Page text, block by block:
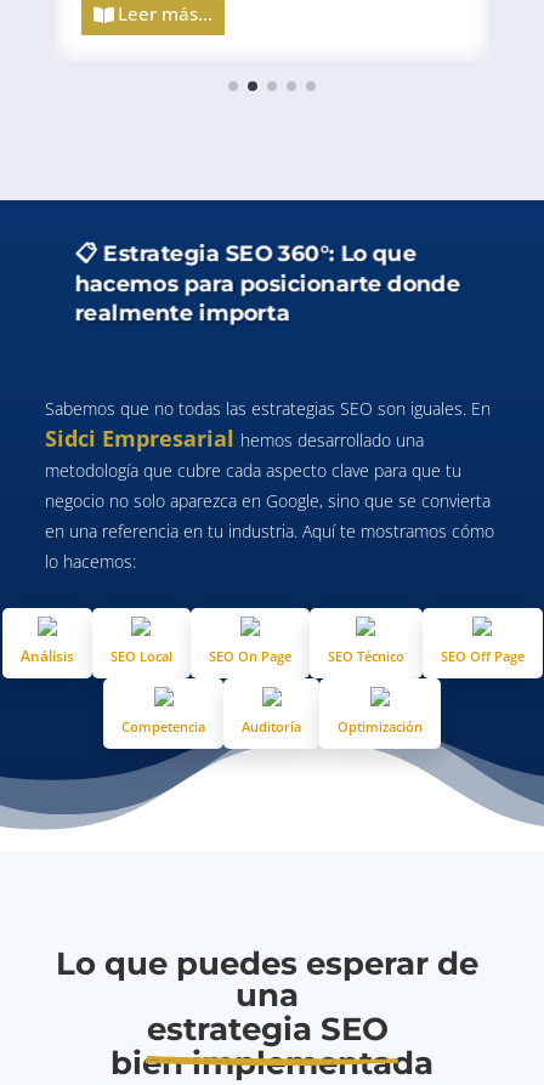
Leer más...
📋 Estrategia SEO 360°: Lo que
hacemos para posicionarte donde
realmente importa
Sabemos que no todas las estrategias SEO son iguales. En
Sidci Empresarial hemos desarrollado una
metodología que cubre cada aspecto clave para que tu
negocio no solo aparezca en Google, sino que se convierta
en una referencia en tu industria. Aquí te mostramos cómo
lo hacemos:
Análisis SEO Local SEO On Page SEO Técnico SEO Off Page
Competencia Auditoría Optimización
Lo que puedes esperar de
una
estrategia SEO
bien implementada